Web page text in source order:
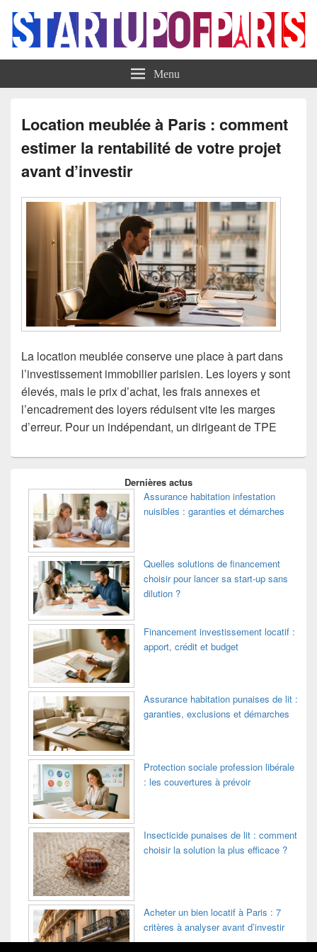
Startup of Paris Menu
Location meublée à Paris : comment
estimer la rentabilité de votre projet
avant d’investir
La location meublée conserve une place à part dans
l’investissement immobilier parisien. Les loyers y sont
élevés, mais le prix d’achat, les frais annexes et
l’encadrement des loyers réduisent vite les marges
d’erreur. Pour un indépendant, un dirigeant de TPE
principale
widget
barre
latérale
Dernières actus
Assurance habitation infestation
nuisibles : garanties et démarches
Quelles solutions de financement
choisir pour lancer sa start-up sans
dilution ?
Financement investissement locatif :
apport, crédit et budget
Assurance habitation punaises de lit :
garanties, exclusions et démarches
Protection sociale profession libérale
: les couvertures à prévoir
Insecticide punaises de lit : comment
choisir la solution la plus efficace ?
Acheter un bien locatif à Paris : 7
critères à analyser avant d’investir